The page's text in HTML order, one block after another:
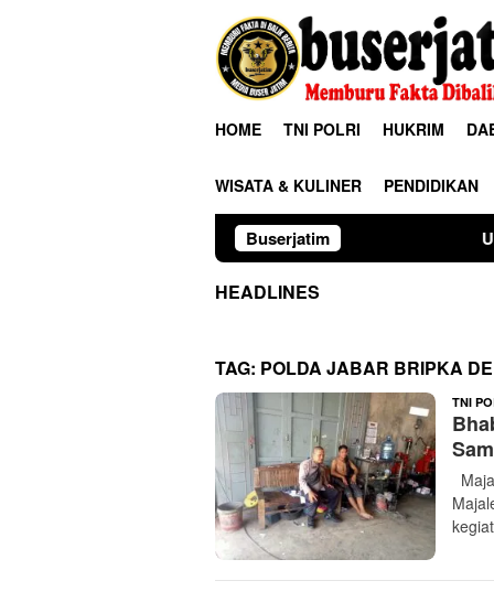
HOME TNI POLRI HUKRIM
WISATA & KULINER PENDIDIKAN
Buserjatim Universitas
HEADLINES
TAG: POLDA JABAR BRIPKA
TNI